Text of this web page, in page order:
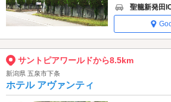
聖籠新発田
サントピアワールドから8.5km
新潟県 五泉市下条
ホテル アヴァンティ